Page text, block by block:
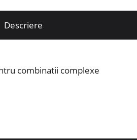
Descriere
combinatii complexe